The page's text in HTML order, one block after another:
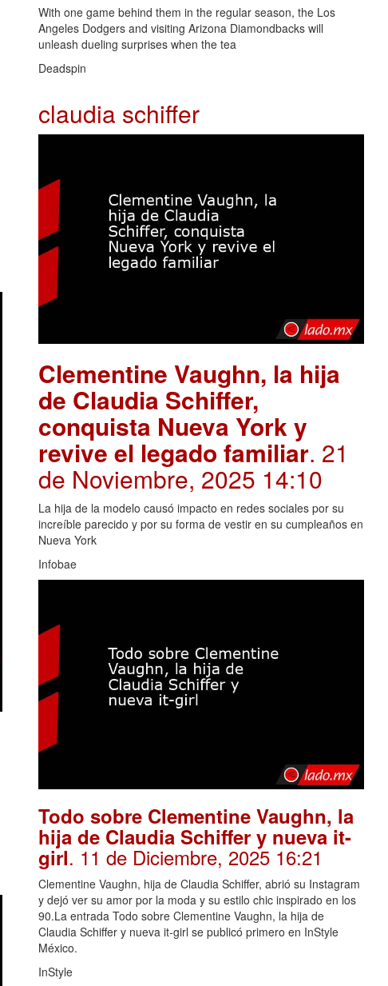
With one game behind them in the regular season, the Los
Angeles Dodgers and visiting Arizona Diamondbacks will
unleash dueling surprises when the tea
Deadspin
claudia schiffer
Clementine Vaughn, la hija
de Claudia Schiffer,
conquista Nueva York y
revive el legado familiar. 21
de Noviembre, 2025 14:10
La hija de la modelo causó impacto en redes sociales por su
increíble parecido y por su forma de vestir en su cumpleaños en
Nueva York
Infobae
Todo sobre Clementine Vaughn, la
hija de Claudia Schiffer y nueva it-
girl. 11 de Diciembre, 2025 16:21
Clementine Vaughn, hija de Claudia Schiffer, abrió su Instagram
y dejó ver su amor por la moda y su estilo chic inspirado en los
90.La entrada Todo sobre Clementine Vaughn, la hija de
Claudia Schiffer y nueva it-girl se publicó primero en InStyle
México.
InStyle